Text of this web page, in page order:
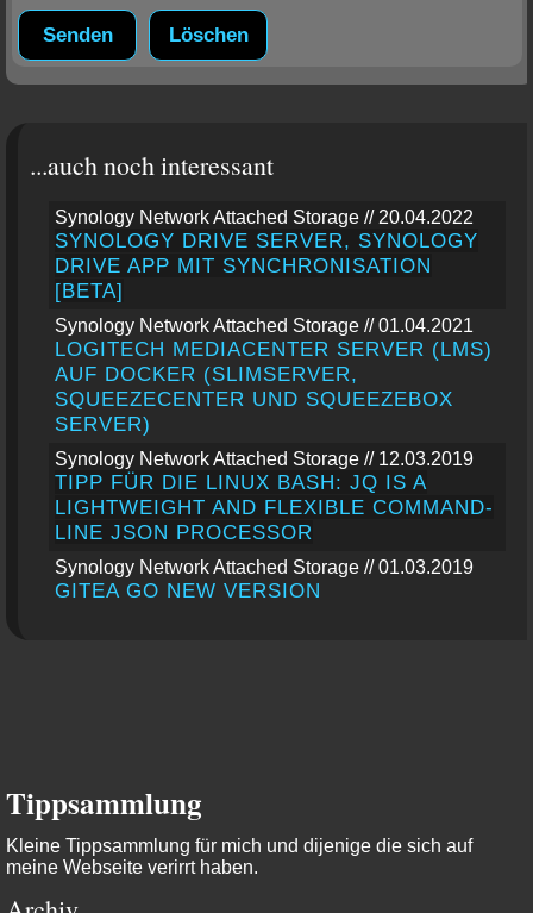
...auch noch interessant
Synology Network Attached Storage // 20.04.2022
SYNOLOGY DRIVE SERVER, SYNOLOGY
DRIVE APP MIT SYNCHRONISATION
[BETA]
Synology Network Attached Storage // 01.04.2021
LOGITECH MEDIACENTER SERVER (LMS)
AUF DOCKER (SLIMSERVER,
SQUEEZECENTER UND SQUEEZEBOX
SERVER)
Synology Network Attached Storage // 12.03.2019
TIPP FÜR DIE LINUX BASH: JQ IS A
LIGHTWEIGHT AND FLEXIBLE COMMAND-
LINE JSON PROCESSOR
Synology Network Attached Storage // 01.03.2019
GITEA GO NEW VERSION
Tippsammlung
Kleine Tippsammlung für mich und dijenige die sich auf
meine Webseite verirrt haben.